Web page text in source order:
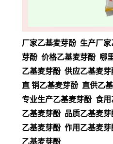
厂家乙基麦芽酚 生产厂
芽酚 价格乙基麦芽酚 哪
乙基麦芽酚 供应乙基麦
直 销乙基麦芽酚 直供乙
专业生产乙基麦芽酚 食
乙基麦芽酚 品质乙基麦
乙基麦芽酚 作用乙基麦
乙基麦芽酚